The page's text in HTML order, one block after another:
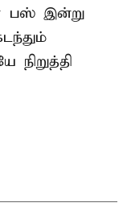
பஸ் இன்று
நிறுத்தி